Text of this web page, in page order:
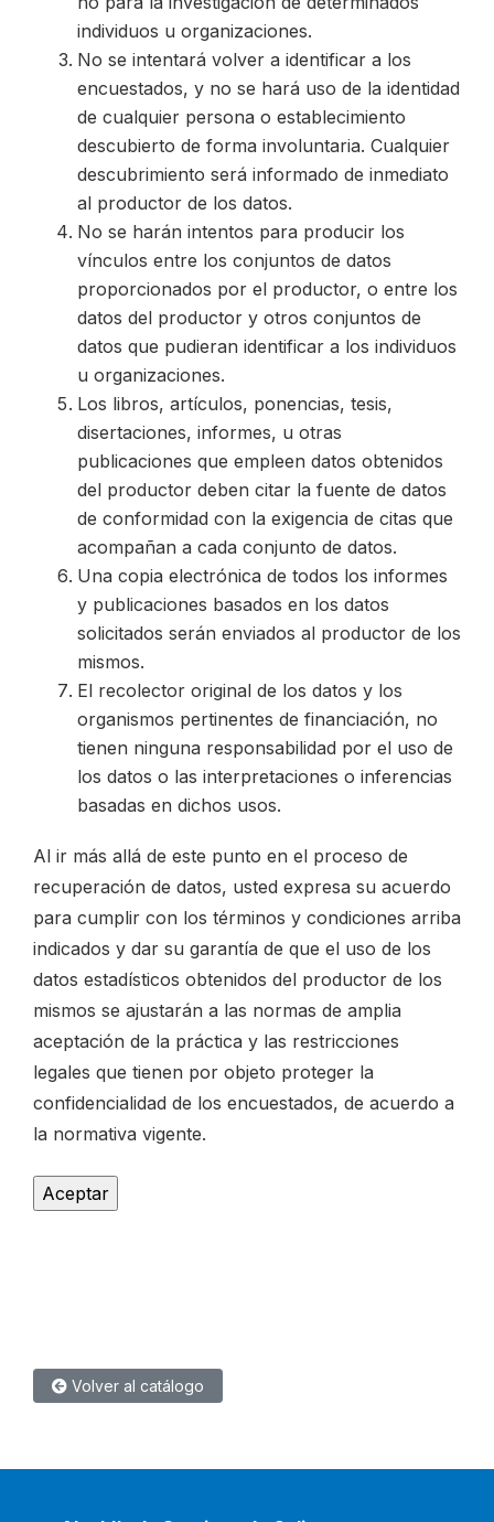
individuos u organizaciones.
No se intentará volver a identificar a los
encuestados, y no se hará uso de la identidad
de cualquier persona o establecimiento
descubierto de forma involuntaria. Cualquier
descubrimiento será informado de inmediato
al productor de los datos.
No se harán intentos para producir los
vínculos entre los conjuntos de datos
proporcionados por el productor, o entre los
datos del productor y otros conjuntos de
datos que pudieran identificar a los individuos
u organizaciones.
Los libros, artículos, ponencias, tesis,
disertaciones, informes, u otras
publicaciones que empleen datos obtenidos
del productor deben citar la fuente de datos
de conformidad con la exigencia de citas que
acompañan a cada conjunto de datos.
Una copia electrónica de todos los informes
y publicaciones basados en los datos
solicitados serán enviados al productor de los
mismos.
El recolector original de los datos y los
organismos pertinentes de financiación, no
tienen ninguna responsabilidad por el uso de
los datos o las interpretaciones o inferencias
basadas en dichos usos.
Al ir más allá de este punto en el proceso de
recuperación de datos, usted expresa su acuerdo
para cumplir con los términos y condiciones arriba
indicados y dar su garantía de que el uso de los
datos estadísticos obtenidos del productor de los
mismos se ajustarán a las normas de amplia
aceptación de la práctica y las restricciones
legales que tienen por objeto proteger la
confidencialidad de los encuestados, de acuerdo a
la normativa vigente.
Volver al catálogo